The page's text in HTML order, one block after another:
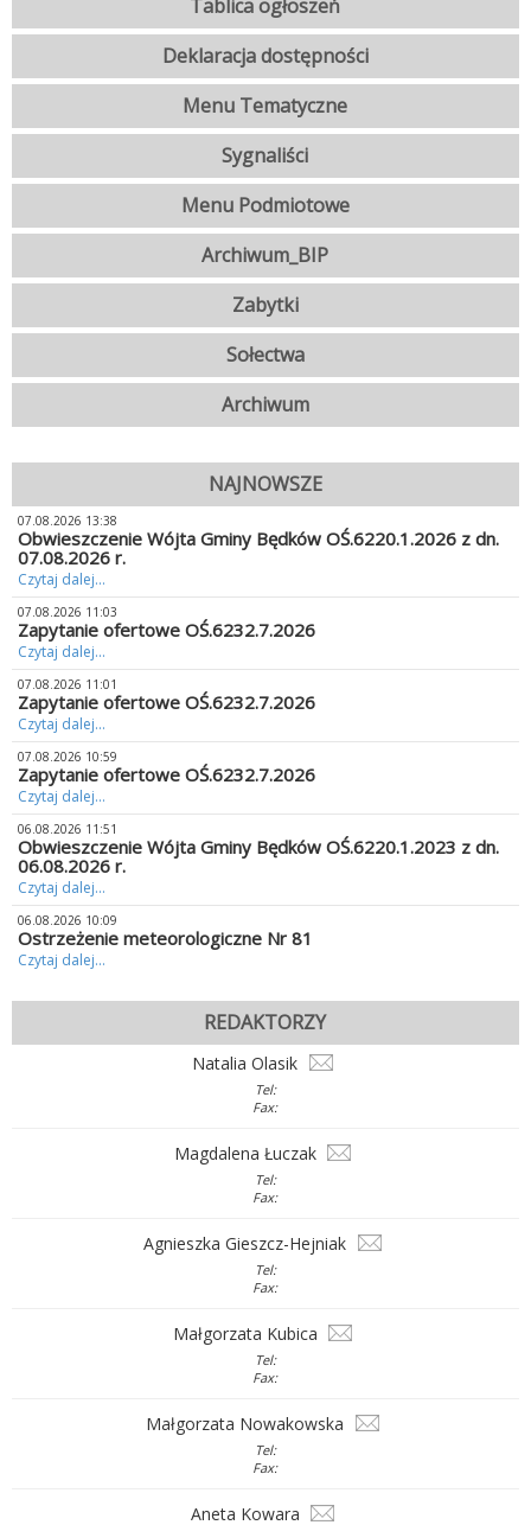
Tablica ogłoszeń
Deklaracja dostępności
Menu Tematyczne
Sygnaliści
Menu Podmiotowe
Archiwum_BIP
Zabytki
Sołectwa
Archiwum
NAJNOWSZE
07.08.2026 13:38
Obwieszczenie Wójta Gminy Będków OŚ.6220.1.2026 z dn.
07.08.2026 r.
Czytaj dalej...
07.08.2026 11:03
Zapytanie ofertowe OŚ.6232.7.2026
Czytaj dalej...
07.08.2026 11:01
Zapytanie ofertowe OŚ.6232.7.2026
Czytaj dalej...
07.08.2026 10:59
Zapytanie ofertowe OŚ.6232.7.2026
Czytaj dalej...
06.08.2026 11:51
Obwieszczenie Wójta Gminy Będków OŚ.6220.1.2023 z dn.
06.08.2026 r.
Czytaj dalej...
06.08.2026 10:09
Ostrzeżenie meteorologiczne Nr 81
Czytaj dalej...
REDAKTORZY
Natalia Olasik
Tel:
Fax:
Magdalena Łuczak
Tel:
Fax:
Agnieszka Gieszcz-Hejniak
Tel:
Fax:
Małgorzata Kubica
Tel:
Fax:
Małgorzata Nowakowska
Tel:
Fax:
Aneta Kowara